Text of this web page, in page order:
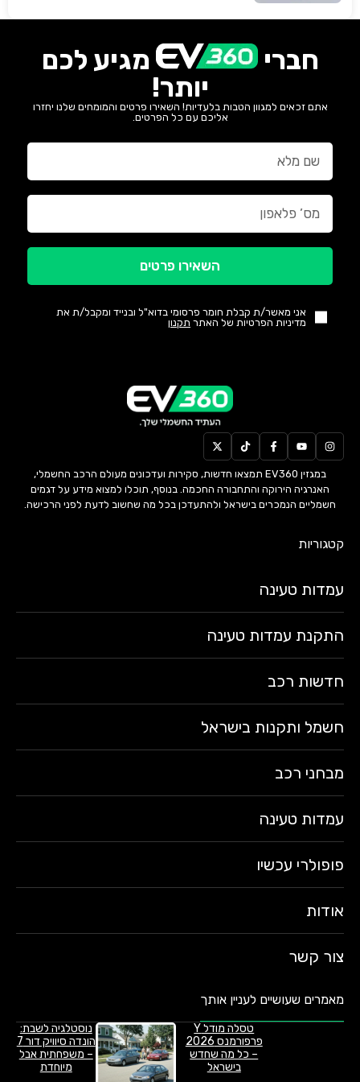
חברי
מגיע לכם
יותר!
אתם זכאים למגוון הטבות בלעדיות! השאירו פרטים והמומחים שלנו יחזרו
אליכם עם כל הפרטים.
אני מאשר/ת קבלת חומר פרסומי בדוא"ל ובנייד ומקבל/ת את
מדיניות הפרטיות של האתר תקנון
השאירו פרטים
במגזין EV360 תמצאו חדשות, סקירות ועדכונים מעולם הרכב החשמלי,
האנרגיה הירוקה והתחבורה החכמה. בנוסף, תוכלו למצוא מידע על דגמים
חשמליים הנמכרים בישראל ולהתעדכן בכל מה שחשוב לדעת לפני הרכישה.
קטגוריות
עמדות טעינה
התקנת עמדות טעינה
חדשות רכב
חשמל ותקנות בישראל
מבחני רכב
עמדות טעינה
פופולרי עכשיו
אודות
צור קשר
מאמרים שעושיים לעניין אותך
טסלה מודל Y
פרפורמנס 2026
– כל מה שחדש
בישראל
נוסטלגיה לשבת:
הונדה סיוויק דור 7
– משפחתית אבל
מיוחדת